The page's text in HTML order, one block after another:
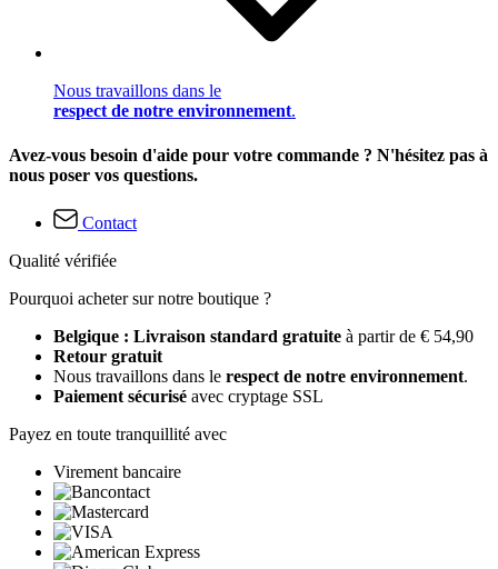
Nous travaillons dans le
respect de notre environnement.
Avez-vous besoin d'aide pour votre commande ? N'hésitez pas à
nous poser vos questions.
Contact
Qualité vérifiée
Pourquoi acheter sur notre boutique ?
Belgique : Livraison standard gratuite à partir de € 54,90
Retour gratuit
Nous travaillons dans le respect de notre environnement.
Paiement sécurisé avec cryptage SSL
Payez en toute tranquillité avec
Virement bancaire